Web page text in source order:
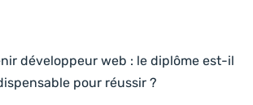
développeur web : le diplôme est-il
pour réussir ?